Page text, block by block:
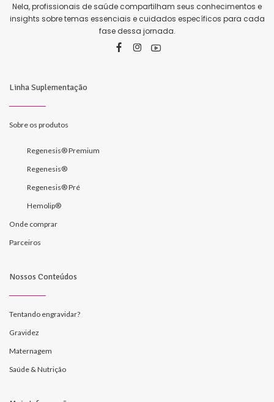
Nela, profissionais de saúde compartilham seus conhecimentos e
insights sobre temas essenciais e cuidados específicos para cada
fase dessa jornada.
Linha Suplementação
Sobre os produtos
Regenesis® Premium
Regenesis®
Regenesis® Pré
Hemolip®
Onde comprar
Parceiros
Nossos Conteúdos
Tentando engravidar?
Gravidez
Maternagem
Saúde & Nutrição